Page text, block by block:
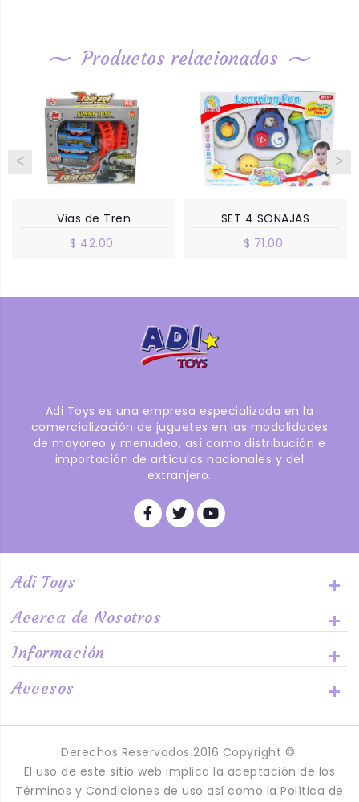
Productos relacionados
Vias de Tren
$ 42.00
SET 4 SONAJAS
$ 71.00
Adi Toys es una empresa especializada en la
comercialización de juguetes en las modalidades
de mayoreo y menudeo, así como distribución e
importación de artículos nacionales y del
extranjero.
Adi Toys
Acerca de Nosotros
Información
Accesos
Derechos Reservados 2016 Copyright ©.
El uso de este sitio web implica la aceptación de los
Términos y Condiciones de uso así como la Política de